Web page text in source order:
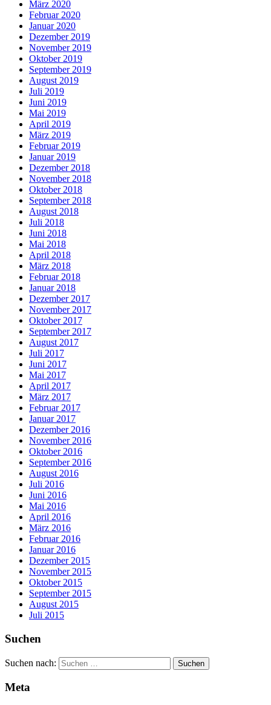
März 2020
Februar 2020
Januar 2020
Dezember 2019
November 2019
Oktober 2019
September 2019
August 2019
Juli 2019
Juni 2019
Mai 2019
April 2019
März 2019
Februar 2019
Januar 2019
Dezember 2018
November 2018
Oktober 2018
September 2018
August 2018
Juli 2018
Juni 2018
Mai 2018
April 2018
März 2018
Februar 2018
Januar 2018
Dezember 2017
November 2017
Oktober 2017
September 2017
August 2017
Juli 2017
Juni 2017
Mai 2017
April 2017
März 2017
Februar 2017
Januar 2017
Dezember 2016
November 2016
Oktober 2016
September 2016
August 2016
Juli 2016
Juni 2016
Mai 2016
April 2016
März 2016
Februar 2016
Januar 2016
Dezember 2015
November 2015
Oktober 2015
September 2015
August 2015
Juli 2015
Suchen
Suchen nach:
Meta